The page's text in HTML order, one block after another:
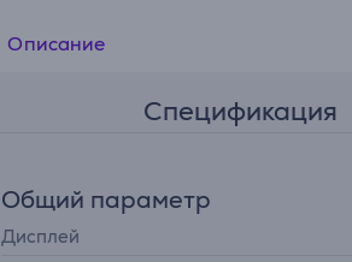
Описание
Спецификация
Общий параметр
Дисплей